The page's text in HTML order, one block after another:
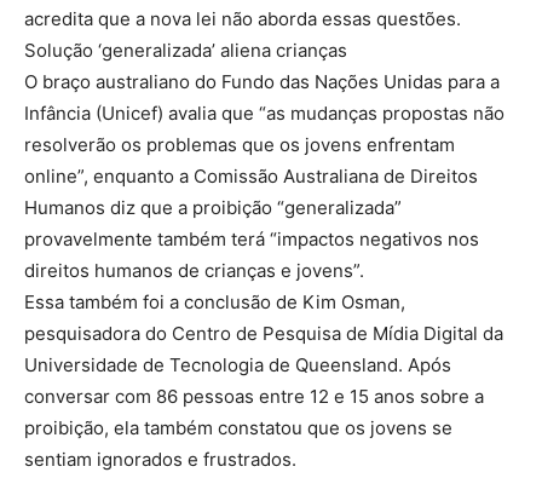
acredita que a nova lei não aborda essas questões.
Solução ‘generalizada’ aliena crianças
O braço australiano do Fundo das Nações Unidas para a
Infância (Unicef) avalia que “as mudanças propostas não
resolverão os problemas que os jovens enfrentam
online”, enquanto a Comissão Australiana de Direitos
Humanos diz que a proibição “generalizada”
provavelmente também terá “impactos negativos nos
direitos humanos de crianças e jovens”.
Essa também foi a conclusão de Kim Osman,
pesquisadora do Centro de Pesquisa de Mídia Digital da
Universidade de Tecnologia de Queensland. Após
conversar com 86 pessoas entre 12 e 15 anos sobre a
proibição, ela também constatou que os jovens se
sentiam ignorados e frustrados.